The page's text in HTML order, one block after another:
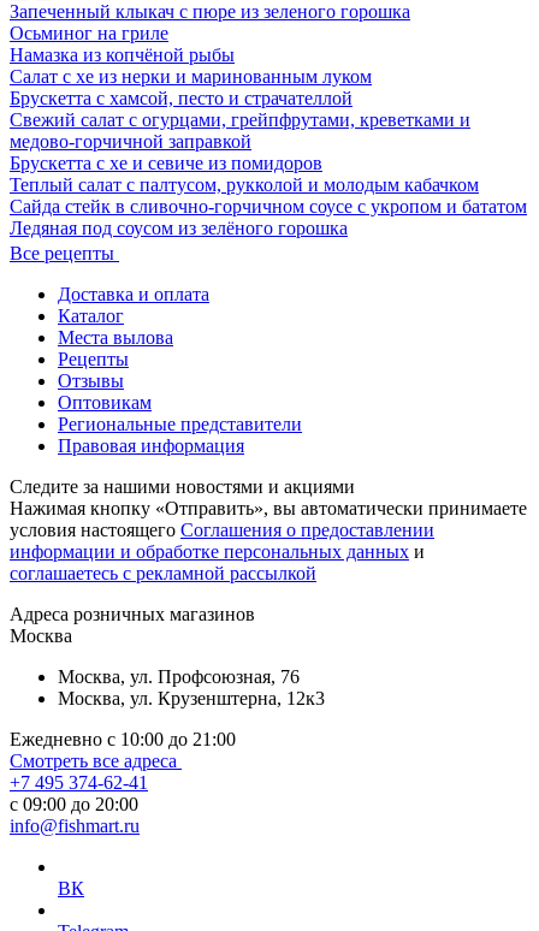
Запеченный клыкач с пюре из зеленого горошка
Осьминог на гриле
Намазка из копчёной рыбы
Салат с хе из нерки и маринованным луком
Брускетта с хамсой, песто и страчателлой
Свежий салат с огурцами, грейпфрутами, креветками и
медово-горчичной заправкой
Брускетта с хе и севиче из помидоров
Теплый салат с палтусом, рукколой и молодым кабачком
Сайда стейк в сливочно-горчичном соусе с укропом и бататом
Ледяная под соусом из зелёного горошка
Все рецепты
Доставка и оплата
Каталог
Места вылова
Рецепты
Отзывы
Оптовикам
Региональные представители
Правовая информация
Следите за нашими новостями и акциями
Нажимая кнопку «Отправить», вы автоматически принимаете
условия настоящего Cоглашения о предоставлении
информации и обработке персональных данных и
соглашаетесь с рекламной рассылкой
Aдреса розничных магазинов
Москва
Москва, ул. Профсоюзная, 76
Москва, ул. Крузенштерна, 12к3
Ежедневно с 10:00 до 21:00
Смотреть все адреса
+7 495 374-62-41
c 09:00 до 20:00
info@fishmart.ru
ВК